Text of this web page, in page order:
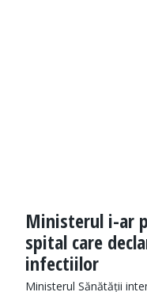
Ministerul i-ar
spital care
infectiilor
Ministerul Sănătății